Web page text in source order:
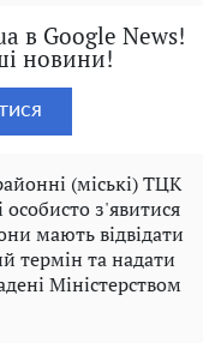
в Google News!
новини!
(міські) ТЦК
з'явитися
мають відвідати
термін та надати
Міністерством